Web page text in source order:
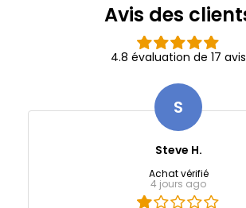
Avis des
4.8 évaluation de 17 avis
S
Steve H.
Achat vérifié
4 jours ago